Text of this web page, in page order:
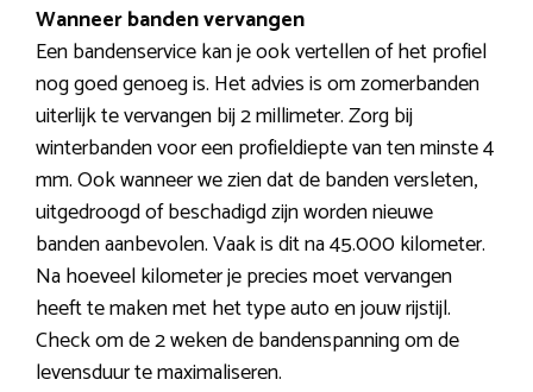
Wanneer banden vervangen
Een bandenservice kan je ook vertellen of het profiel
nog goed genoeg is. Het advies is om zomerbanden
uiterlijk te vervangen bij 2 millimeter. Zorg bij
winterbanden voor een profieldiepte van ten minste 4
mm. Ook wanneer we zien dat de banden versleten,
uitgedroogd of beschadigd zijn worden nieuwe
banden aanbevolen. Vaak is dit na 45.000 kilometer.
Na hoeveel kilometer je precies moet vervangen
heeft te maken met het type auto en jouw rijstijl.
Check om de 2 weken de bandenspanning om de
levensduur te maximaliseren.